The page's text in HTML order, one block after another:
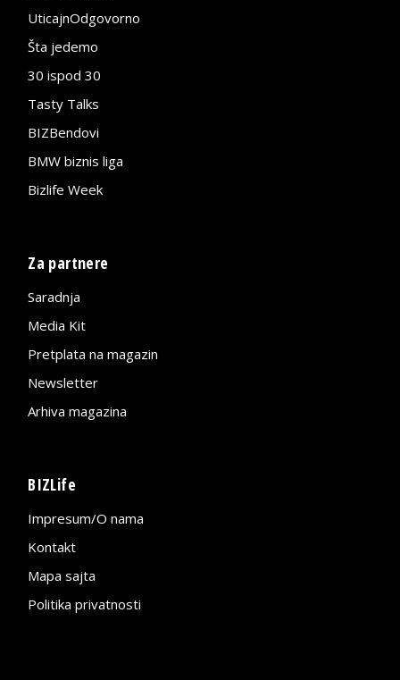
UticajnOdgovorno
Šta jedemo
30 ispod 30
Tasty Talks
BIZBendovi
BMW biznis liga
Bizlife Week
Za partnere
Saradnja
Media Kit
Pretplata na magazin
Newsletter
Arhiva magazina
BIZLife
Impresum/O nama
Kontakt
Mapa sajta
Politika privatnosti